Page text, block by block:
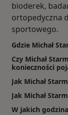
bioderek,
ortopedyczna
sportowego.
Gdzie Michał
Czy Michał
konieczności
Jak Michał
Jak Michał
W jakich